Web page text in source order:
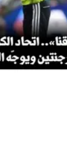
Salud
Es viral